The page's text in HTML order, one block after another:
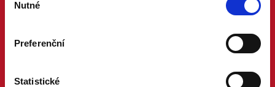
souhlasu
Nutné
Preferenční
Statistické